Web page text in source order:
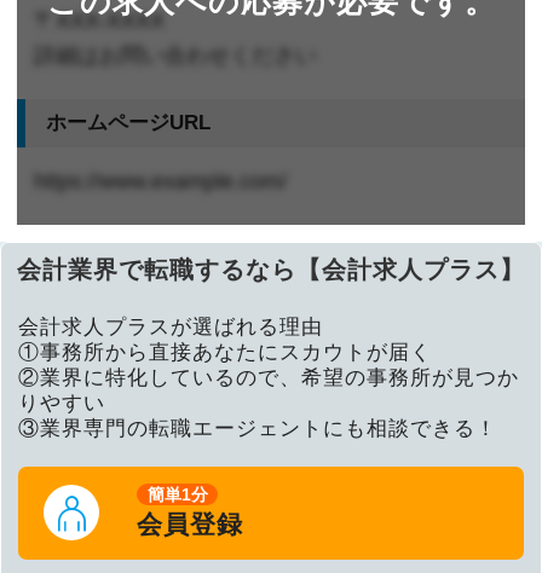
〒XXX-XXXX
ホームページURL
https://www.example.com/
会計業界で転職するなら【会計求人プラス】
会計求人プラスが選ばれる理由
①事務所から直接あなたにスカウトが届く
②業界に特化しているので、希望の事務所が見つか
りやすい
③業界専門の転職エージェントにも相談できる！
簡単1分
会員登録